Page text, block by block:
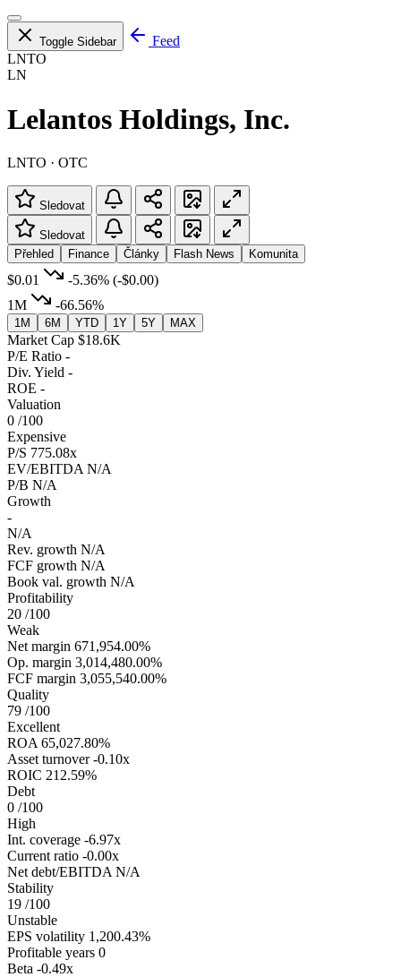
Toggle Sidebar
Feed
LNTO
LN
Lelantos Holdings, Inc.
LNTO · OTC
Sledovat
Sledovat
Přehled
Finance Články Flash News Komunita
$0.01 -5.36% (-$0.00)
1M
-66.56%
1M 6M YTD 1Y 5Y MAX
Market Cap $18.6K
P/E Ratio -
Div. Yield -
ROE -
Valuation
0 /100
Expensive
P/S 775.08x
EV/EBITDA N/A
P/B N/A
Growth
-
N/A
Rev. growth N/A
FCF growth N/A
Book val. growth N/A
Profitability
20 /100
Weak
Net margin 671,954.00%
Op. margin 3,014,480.00%
FCF margin 3,055,540.00%
Quality
79 /100
Excellent
ROA 65,027.80%
Asset turnover -0.10x
ROIC 212.59%
Debt
0 /100
High
Int. coverage -6.97x
Current ratio -0.00x
Net debt/EBITDA N/A
Stability
19 /100
Unstable
EPS volatility 1,200.43%
Profitable years 0
Beta -0.49x